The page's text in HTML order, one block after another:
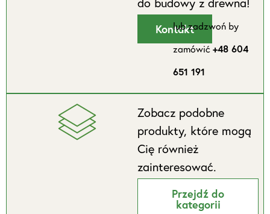
Kontakt
lub zadzwoń by
zamówić+48 604
651 191
Zobacz podobne
produkty, które mogą
Cię również
zainteresować.
Przejdź do
kategorii